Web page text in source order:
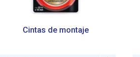
Cintas de montaje